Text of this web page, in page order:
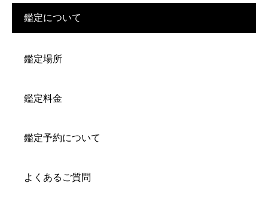
鑑定について
鑑定場所
鑑定料金
鑑定予約について
よくあるご質問